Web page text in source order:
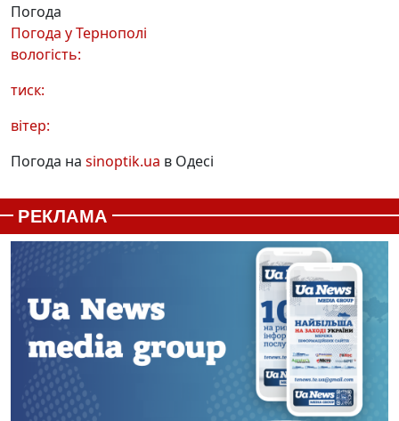
Погода
Погода уТернополі
вологість:
тиск:
вітер:
Погода на sinoptik.ua в Одесі
РЕКЛАМА